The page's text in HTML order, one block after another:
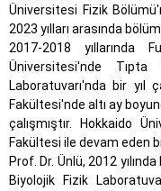
Üniversitesi Fizik
2023 yılları arasında
2017-2018 yıllarında
Üniversitesi'nde
Laboratuvarı'nda bir yıl
Fakültesi'nde altı ay
çalışmıştır. Hokkaido
Fakültesi ile devam eden
Prof. Dr. Ünlü, 2012
Biyolojik Fizik